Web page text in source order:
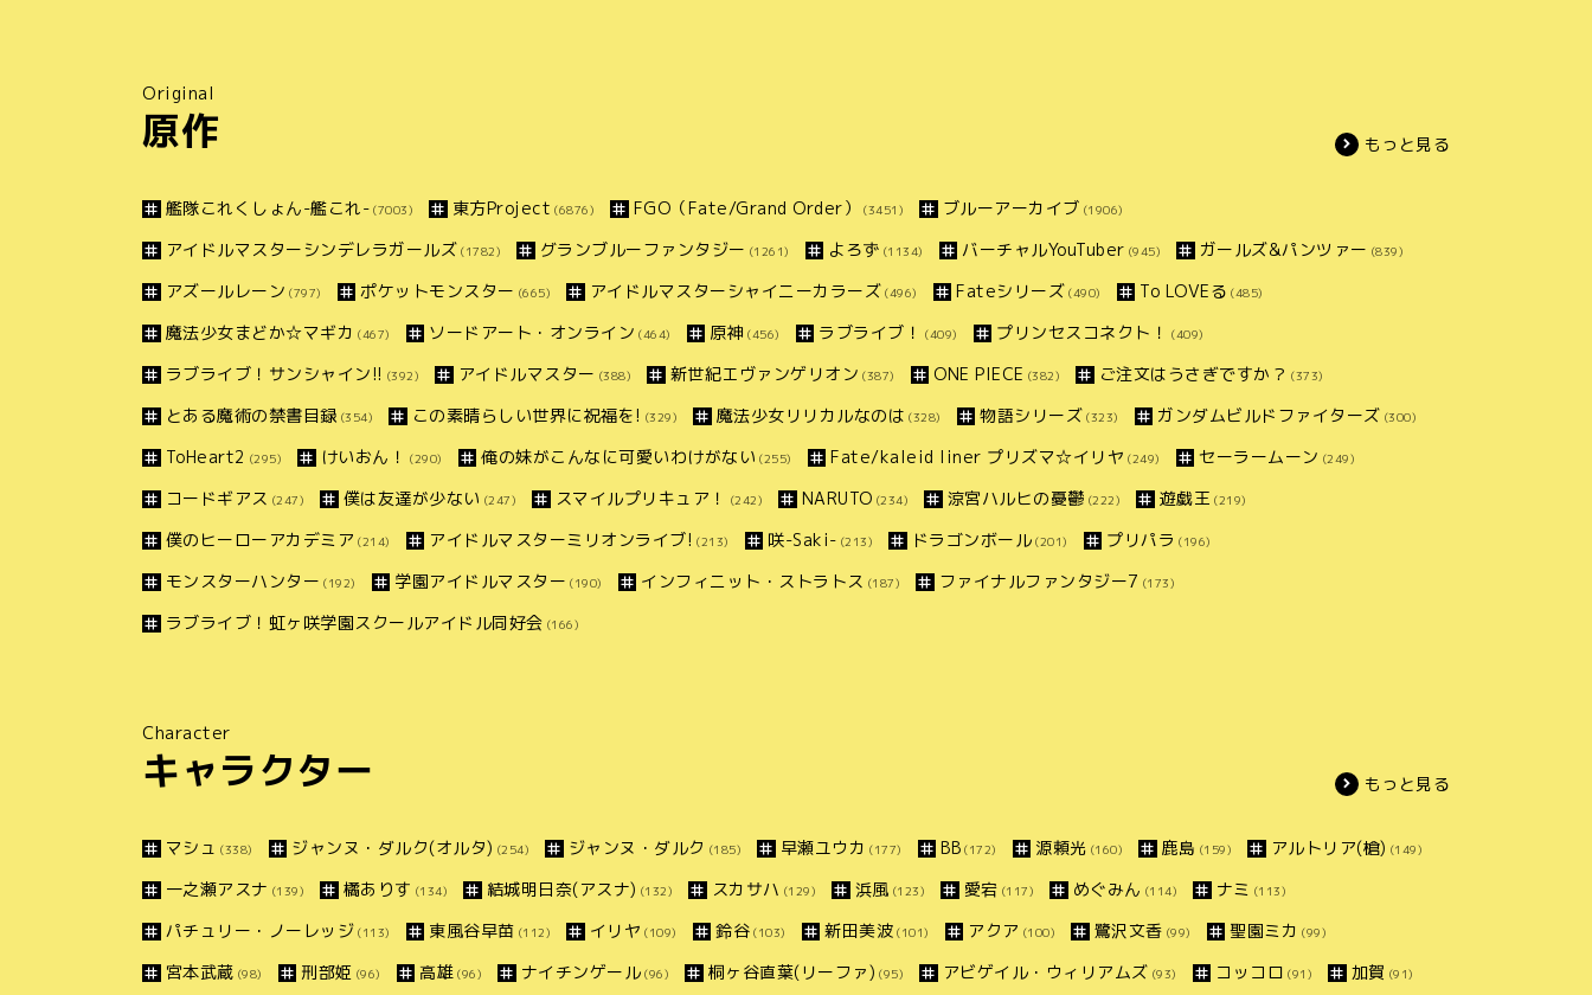
Original
原作 もっと見る
艦隊これくしょん-艦これ- (7003) 東方Project (6876) FGO（Fate/Grand Order） (3451) ブルーアーカイブ (1906)
アイドルマスターシンデレラガールズ (1782) グランブルーファンタジー (1261) よろず (1134) バーチャルYouTuber (945) ガールズ&パンツァー (839)
アズールレーン (797) ポケットモンスター (665) アイドルマスターシャイニーカラーズ (496) Fateシリーズ (490) To LOVEる (485)
魔法少女まどか☆マギカ (467) ソードアート・オンライン (464) 原神 (456) ラブライブ！ (409) プリンセスコネクト！ (409)
ラブライブ！サンシャイン!! (392) アイドルマスター (388) 新世紀エヴァンゲリオン (387) ONE PIECE (382) ご注文はうさぎですか？ (373)
とある魔術の禁書目録 (354) この素晴らしい世界に祝福を! (329) 魔法少女リリカルなのは (328) 物語シリーズ (323) ガンダムビルドファイターズ (300)
ToHeart2 (295) けいおん！ (290) 俺の妹がこんなに可愛いわけがない (255) Fate/kaleid liner プリズマ☆イリヤ (249) セーラームーン (249)
コードギアス (247) 僕は友達が少ない (247) スマイルプリキュア！ (242) NARUTO (234) 涼宮ハルヒの憂鬱 (222) 遊戯王 (219)
僕のヒーローアカデミア (214) アイドルマスターミリオンライブ! (213) 咲-Saki- (213) ドラゴンボール (201) プリパラ (196)
モンスターハンター (192) 学園アイドルマスター (190) インフィニット・ストラトス (187) ファイナルファンタジー7 (173)
ラブライブ！虹ヶ咲学園スクールアイドル同好会 (166)
Character
キャラクター もっと見る
マシュ (338) ジャンヌ・ダルク(オルタ) (254) ジャンヌ・ダルク (185) 早瀬ユウカ (177) BB (172) 源頼光 (160) 鹿島 (159) アルトリア(槍) (149)
一之瀬アスナ (139) 橘ありす (134) 結城明日奈(アスナ) (132) スカサハ (129) 浜風 (123) 愛宕 (117) めぐみん (114) ナミ (113)
パチュリー・ノーレッジ (113) 東風谷早苗 (112) イリヤ (109) 鈴谷 (103) 新田美波 (101) アクア (100) 鷺沢文香 (99) 聖園ミカ (99)
宮本武蔵 (98) 刑部姫 (96) 高雄 (96) ナイチンゲール (96) 桐ヶ谷直葉(リーファ) (95) アビゲイル・ウィリアムズ (93) コッコロ (91) 加賀 (91)